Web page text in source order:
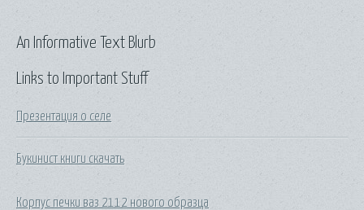
Links to Important Stuff
Презентация о селе
Букинист книги скачать
Корпус печки ваз 2112 нового образца
An Informative Text Blurb